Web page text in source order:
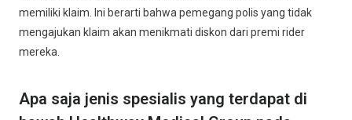
memiliki klaim. Ini berarti bahwa pemegang polis yang tidak
mengajukan klaim akan menikmati diskon dari premi rider
mereka.
Apa saja jenis spesialis yang terdapat di